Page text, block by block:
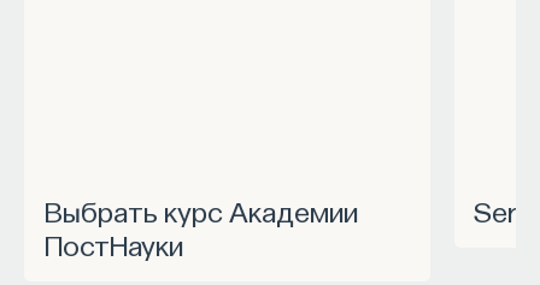
Выбрать курс Академии
ПостНауки